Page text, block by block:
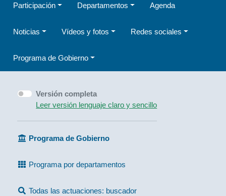
Participación Departamentos Agenda
Noticias Vídeos y fotos Redes sociales
Programa de Gobierno
Versión completa
Leer versión lenguaje claro y sencillo
Programa de Gobierno
Programa por departamentos
Todas las actuaciones: buscador